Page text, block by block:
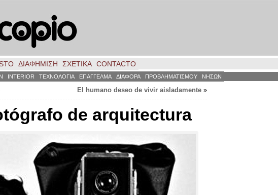
ΔΙΑΦΗΜΙΣΗ ΣΧΕΤΙΚΑ CONTACTO
INTERIOR ΤΕΧΝΟΛΟΓΙΑ ΕΠΑΓΓΕΛΜΑ ΔΙΑΦΟΡΑ ΠΡΟΒΛΗΜΑΤΙΣΜΟΥ ΝΗΣΩΝ
El humano deseo de vivir aisladamente »
de arquitectura